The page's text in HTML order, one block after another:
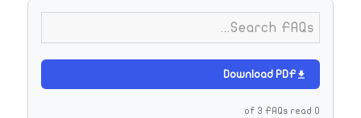
Download PDF
0 of 3 FAQs read